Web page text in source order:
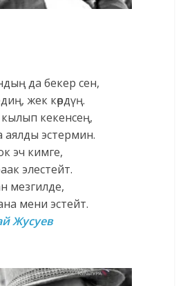
да бекер сен,
жек көрдүң.
кекенсең,
эстермин.
эч кимге,
элестейт.
мезгилде,
мени эстейт.
Жусуев